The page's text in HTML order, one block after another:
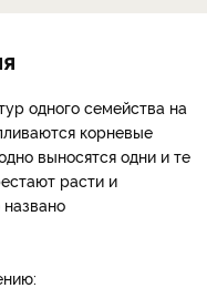
одного семейства на
корневые
выносятся одни и те
расти и